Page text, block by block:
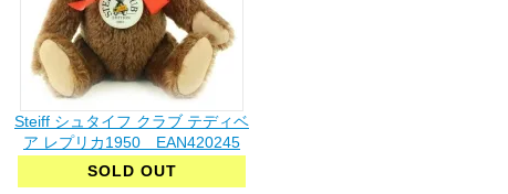
Steiff シュタイフ クラブ テディベ
ア レプリカ1950 EAN420245
SOLD OUT